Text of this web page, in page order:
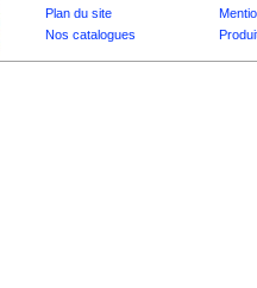
Plan du site
Nos catalogues